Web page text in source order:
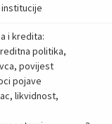
i kredita:
politika,
povijest
pojave
likvidnost,